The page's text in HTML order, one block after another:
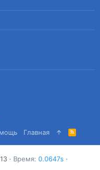
Главная
R
S
S
13 Время 0.0647s